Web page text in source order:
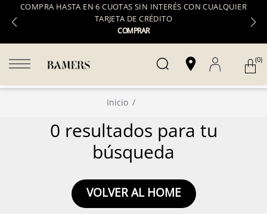
COMPRA HASTA EN 6 CUOTAS SIN INTERÉS CON CUALQUIER
TARJETA DE CRÉDITO
COMPRAR
(0)
Inicio
0 resultados para tu
búsqueda
VOLVER AL HOME